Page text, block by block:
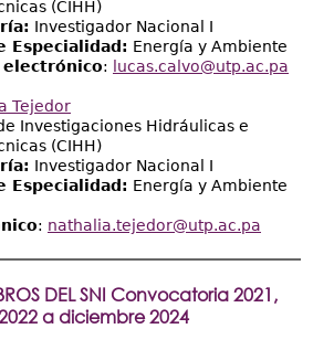
(CIHH)
Investigador Nacional I
Especialidad: Energía y Ambiente
electrónico: lucas.calvo@utp.ac.pa
Tejedor
Investigaciones Hidráulicas e
(CIHH)
Investigador Nacional I
Especialidad: Energía y Ambiente
: nathalia.tejedor@utp.ac.pa
DEL SNI Convocatoria 2021,
a diciembre 2024